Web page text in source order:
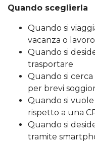
Quando sceglierla
Quando si
vacanza o lavoro
Quando si
trasportare
Quando si
per brevi
Quando si
rispetto a una
Quando si
tramite